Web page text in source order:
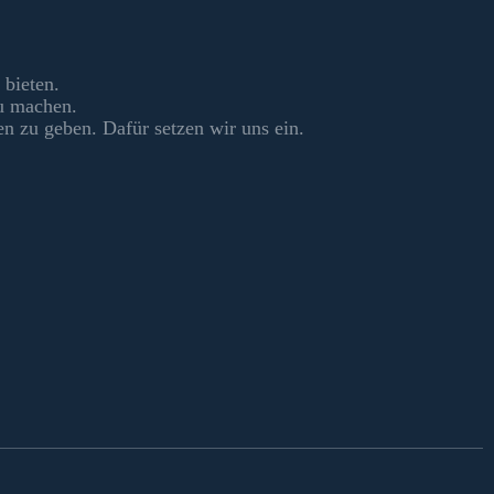
machen.
zu geben. Dafür setzen wir uns ein.